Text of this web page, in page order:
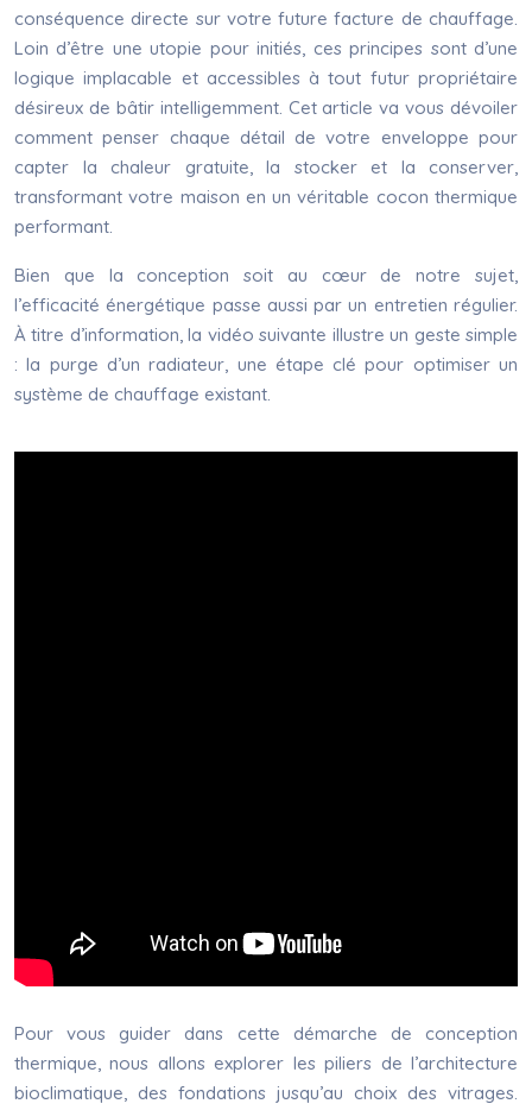
conséquence directe sur votre future facture de chauffage.
Loin d’être une utopie pour initiés, ces principes sont d’une
logique implacable et accessibles à tout futur propriétaire
désireux de bâtir intelligemment. Cet article va vous dévoiler
comment penser chaque détail de votre enveloppe pour
capter la chaleur gratuite, la stocker et la conserver,
transformant votre maison en un véritable cocon thermique
performant.
Bien que la conception soit au cœur de notre sujet,
l’efficacité énergétique passe aussi par un entretien régulier.
À titre d’information, la vidéo suivante illustre un geste simple
: la purge d’un radiateur, une étape clé pour optimiser un
système de chauffage existant.
Pour vous guider dans cette démarche de conception
thermique, nous allons explorer les piliers de l’architecture
bioclimatique, des fondations jusqu’au choix des vitrages.